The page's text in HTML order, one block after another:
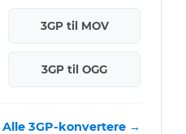
3GP til MOV
3GP til OGG
Alle 3GP-konvertere →